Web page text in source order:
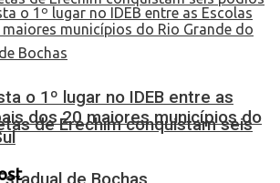
de Erechim conquistam seis
o 1º lugar no IDEB entre as
dos 20 maiores municípios do